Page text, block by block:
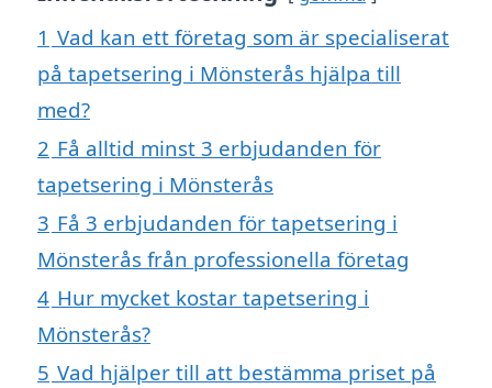
1 Vad kan ett företag som är specialiserat
på tapetsering i Mönsterås hjälpa till
med?
2 Få alltid minst 3 erbjudanden för
tapetsering i Mönsterås
3 Få 3 erbjudanden för tapetsering i
Mönsterås från professionella företag
4 Hur mycket kostar tapetsering i
Mönsterås?
5 Vad hjälper till att bestämma priset på